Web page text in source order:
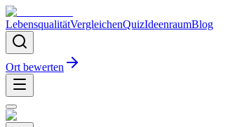
LebensqualitätVergleichenQuizIdeenraumBlog
Ort bewerten